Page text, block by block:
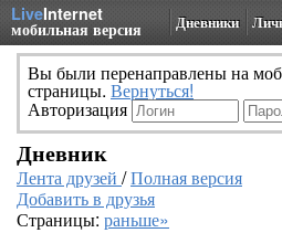
LiveInternet
мобильная версия Дневники
Вы были перенаправлены на
страницы. Вернуться!
Авторизация
Дневник
Лента друзей /Полная версия
Добавить в друзья
Страницы: раньше»